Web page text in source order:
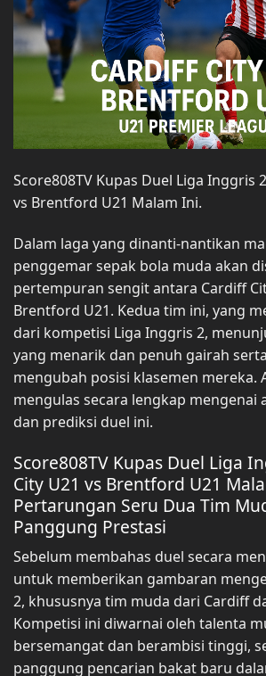
Score808TV Kupas Duel Liga Inggris
vs Brentford U21 Malam Ini.
Dalam laga yang dinanti-nantikan
penggemar sepak bola muda akan
pertempuran sengit antara Cardiff
Brentford U21. Kedua tim ini, yang
dari kompetisi Liga Inggris 2,
yang menarik dan penuh gairah
mengubah posisi klasemen mereka.
mengulas secara lengkap mengenai
dan prediksi duel ini.
Score808TV Kupas Duel Liga
City U21 vs Brentford U21
Pertarungan Seru Dua Tim
Panggung Prestasi
Sebelum membahas duel secara
untuk memberikan gambaran
2, khususnya tim muda dari Cardiff
Kompetisi ini diwarnai oleh talenta
bersemangat dan berambisi tinggi,
panggung pencarian bakat baru